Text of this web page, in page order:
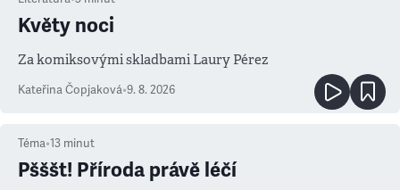
Květy noci
Za komiksovými skladbami Laury Pérez
Kateřina Čopjaková•9. 8. 2026
Téma•13 minut
Pšššt! Příroda právě léčí